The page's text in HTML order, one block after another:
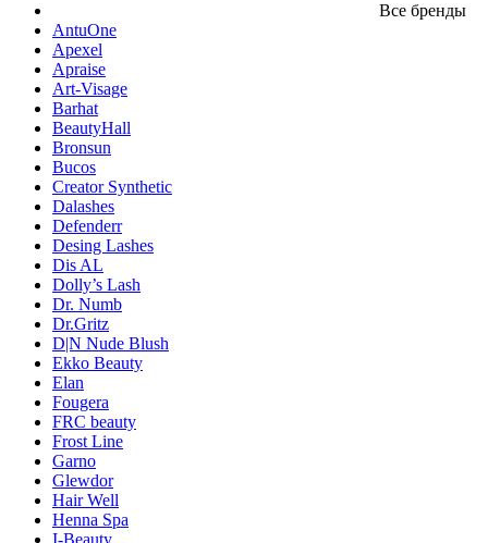
Все бренды
AntuOne
Apexel
Apraise
Art-Visage
Barhat
BeautyHall
Bronsun
Bucos
Creator Synthetic
Dalashes
Defenderr
Desing Lashes
Dis AL
Dolly’s Lash
Dr. Numb
Dr.Gritz
D|N Nude Blush
Ekko Beauty
Elan
Fougera
FRC beauty
Frost Line
Garno
Glewdor
Hair Well
Henna Spa
I-Beauty